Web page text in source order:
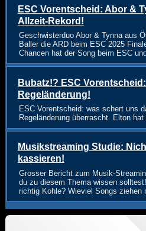
ESC Vorentscheid: Abor &
Allzeit-Rekord!
Geschwisterduo Abor & Tynna aus
Baller die ARD beim ESC 2025
Chancen hat der Song beim ESC
Bubatz!? ESC
Regeländerung!
ESC Vorentscheid: was schert uns
Regeländerung überrascht. Elton
Musikstreaming Studie:
kassieren!
Grosser Bericht zum Musik-
du zu diesem Thema wissen
richtig Kohle? Wieviel Songs ziehen